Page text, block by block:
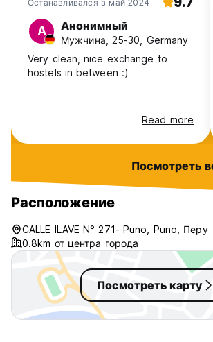
Останавливался в май 2024
А Анонимный
Мужчина, 25-30, Germany
Very clean, nice exchange to
hostels in between :)
Read more
Посмотреть
Расположение
CALLE ILAVE N° 271- Puno, Puno, Перу
0.8km от центра города
Посмотреть карту